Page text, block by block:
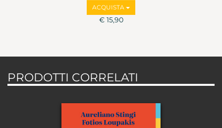
ACQUISTA
€ 15,90
PRODOTTI CORRELATI